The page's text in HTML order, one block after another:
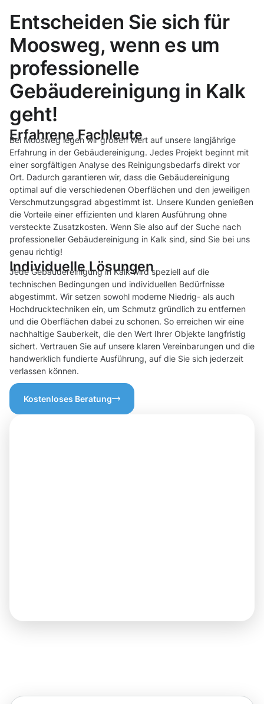
Entscheiden Sie sich für
Moosweg, wenn es um
professionelle
Gebäudereinigung in Kalk
geht!
Erfahrene Fachleute
Bei Moosweg legen wir großen Wert auf unsere langjährige
Erfahrung in der Gebäudereinigung. Jedes Projekt beginnt mit
einer sorgfältigen Analyse des Reinigungsbedarfs direkt vor
Ort. Dadurch garantieren wir, dass die Gebäudereinigung
optimal auf die verschiedenen Oberflächen und den jeweiligen
Verschmutzungsgrad abgestimmt ist. Unsere Kunden genießen
die Vorteile einer effizienten und klaren Ausführung ohne
versteckte Zusatzkosten. Wenn Sie also auf der Suche nach
professioneller Gebäudereinigung in Kalk sind, sind Sie bei uns
genau richtig!
Individuelle Lösungen
Jede Gebäudereinigung in Kalk wird speziell auf die
technischen Bedingungen und individuellen Bedürfnisse
abgestimmt. Wir setzen sowohl moderne Niedrig- als auch
Hochdrucktechniken ein, um Schmutz gründlich zu entfernen
und die Oberflächen dabei zu schonen. So erreichen wir eine
nachhaltige Sauberkeit, die den Wert Ihrer Objekte langfristig
sichert. Vertrauen Sie auf unsere klaren Vereinbarungen und die
handwerklich fundierte Ausführung, auf die Sie sich jederzeit
verlassen können.
Kostenloses Beratung